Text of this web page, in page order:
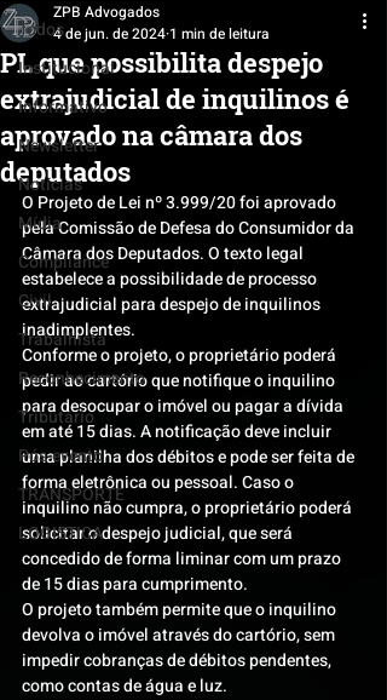
Todos
Institucional
Informativo
Newsletter
Notícias
Mídia
Compliance
Civil
Trabalhista
Reconhecimento
Tributário
Pós-evento
TRANSPORTE
LOGISTICA
PL que possibilita despejo
extrajudicial de inquilinos é
aprovado na câmara dos
deputados
ZPB Advogados
4 de jun. de 2024 1 min de leitura
O Projeto de Lei nº 3.999/20 foi aprovado
pela Comissão de Defesa do Consumidor da
Câmara dos Deputados. O texto legal
estabelece a possibilidade de processo
extrajudicial para despejo de inquilinos
inadimplentes.
Conforme o projeto, o proprietário poderá
pedir ao cartório que notifique o inquilino
para desocupar o imóvel ou pagar a dívida
em até 15 dias. A notificação deve incluir
uma planilha dos débitos e pode ser feita de
forma eletrônica ou pessoal. Caso o
inquilino não cumpra, o proprietário poderá
solicitar o despejo judicial, que será
concedido de forma liminar com um prazo
de 15 dias para cumprimento.
O projeto também permite que o inquilino
devolva o imóvel através do cartório, sem
impedir cobranças de débitos pendentes,
como contas de água e luz.